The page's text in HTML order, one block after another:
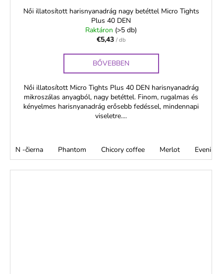
Női illatosított harisnyanadrág nagy betéttel Micro Tights
Plus 40 DEN
Raktáron (>5 db)
€5,43 / db
BŐVEBBEN
Női illatosított Micro Tights Plus 40 DEN harisnyanadrág
mikroszálas anyagból, nagy betéttel. Finom, rugalmas és
kényelmes harisnyanadrág erősebb fedéssel, mindennapi
viseletre....
N -čierna Phantom Chicory coffee Merlot Evening